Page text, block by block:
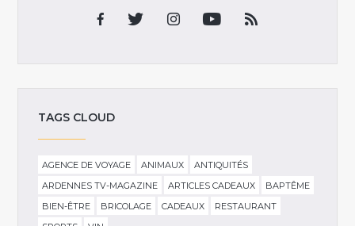
TAGS CLOUD
AGENCE DE VOYAGE ANIMAUX
ANTIQUITÉS
ARDENNES TV-MAGAZINE
ARTICLES CADEAUX
BAPTÊME
BIEN-ÊTRE
BRICOLAGE CADEAUX
RESTAURANT